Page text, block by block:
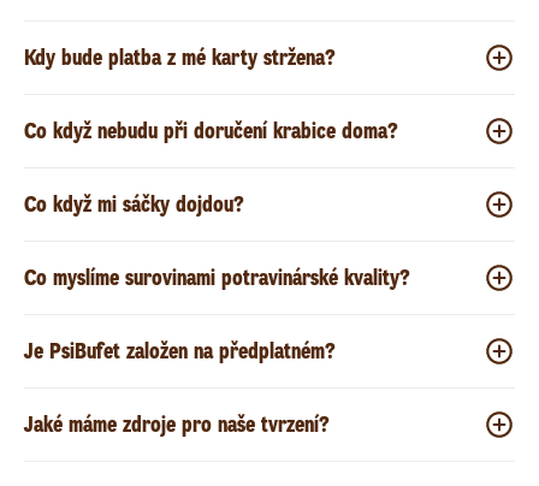
Kdy bude platba z mé karty stržena?
Co když nebudu při doručení krabice doma?
Co když mi sáčky dojdou?
Co myslíme surovinami potravinárské kvality?
Je PsiBufet založen na předplatném?
Jaké máme zdroje pro naše tvrzení?